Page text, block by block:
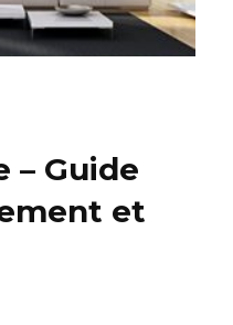
– Guide
et